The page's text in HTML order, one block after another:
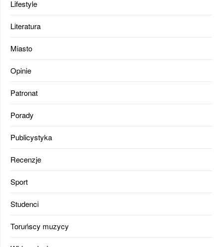
Lifestyle
Literatura
Miasto
Opinie
Patronat
Porady
Publicystyka
Recenzje
Sport
Studenci
Toruńscy muzycy